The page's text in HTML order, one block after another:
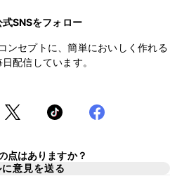
SNSをフォロー
ンセプトに、簡単においしく作れる
配信しています。
点はありますか？
意見を送る